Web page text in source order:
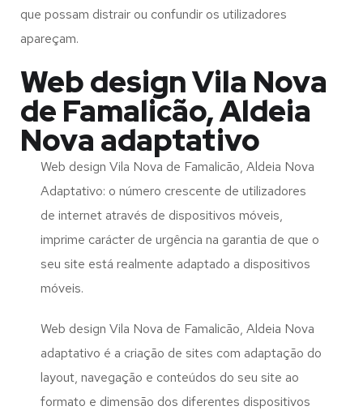
que possam distrair ou confundir os utilizadores
apareçam.
Web design Vila Nova
de Famalicão, Aldeia
Nova adaptativo
Web design Vila Nova de Famalicão, Aldeia Nova
Adaptativo: o número crescente de utilizadores
de internet através de dispositivos móveis,
imprime carácter de urgência na garantia de que o
seu site está realmente adaptado a dispositivos
móveis.
Web design Vila Nova de Famalicão, Aldeia Nova
adaptativo é a criação de sites com adaptação do
layout, navegação e conteúdos do seu site ao
formato e dimensão dos diferentes dispositivos